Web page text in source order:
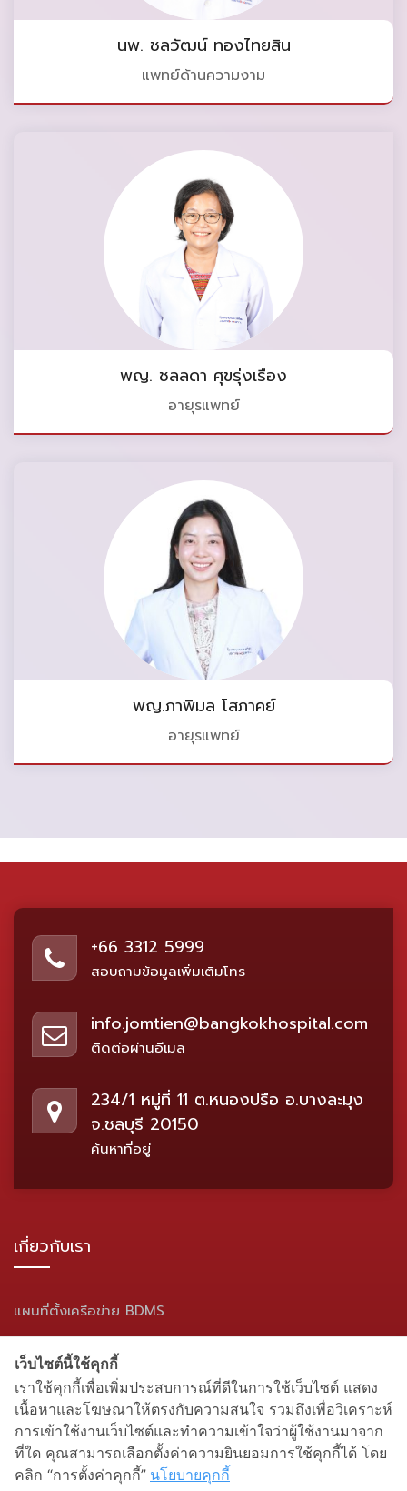
นพ. ชลวัฒน์ ทองไทยสิน
แพทย์ด้านความงาม
พญ. ชลลดา ศุขรุ่งเรือง
อายุรแพทย์
พญ.ภาพิมล โสภาคย์
อายุรแพทย์
+66 3312 5999
สอบถามข้อมูลเพิ่มเติมโทร
info.jomtien@bangkokhospital.com
ติดต่อผ่านอีเมล
234/1 หมู่ที่ 11 ต.หนองปรือ อ.บางละมุง
จ.ชลบุรี 20150
ค้นหาที่อยู่
เกี่ยวกับเรา
แผนที่ตั้งเครือข่าย BDMS
สื่อสังคมออนไลน์
เว็บไซต์นี้ใช้คุกกี้
เราใช้คุกกี้เพื่อเพิ่มประสบการณ์ที่ดีในการใช้เว็บไซต์ แสดง
เนื้อหาและโฆษณาให้ตรงกับความสนใจ รวมถึงเพื่อวิเคราะห์
การเข้าใช้งานเว็บไซต์และทำความเข้าใจว่าผู้ใช้งานมาจาก
ที่ใด คุณสามารถเลือกตั้งค่าความยินยอมการใช้คุกกี้ได้ โดย
คลิก “การตั้งค่าคุกกี้” นโยบายคุกกี้